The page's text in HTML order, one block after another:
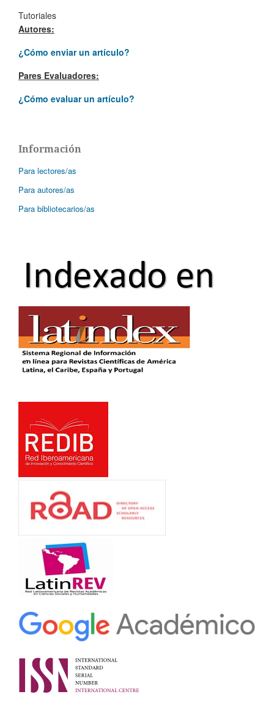
Tutoriales
Autores:
¿Cómo enviar un artículo?
Pares Evaluadores:
¿Cómo evaluar un artículo?
Información
Para lectores/as
Para autores/as
Para bibliotecarios/as